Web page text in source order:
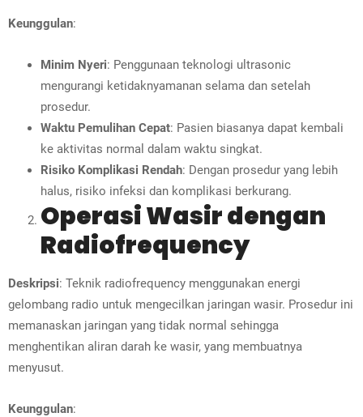
Keunggulan:
Minim Nyeri: Penggunaan teknologi ultrasonic
mengurangi ketidaknyamanan selama dan setelah
prosedur.
Waktu Pemulihan Cepat: Pasien biasanya dapat kembali
ke aktivitas normal dalam waktu singkat.
Risiko Komplikasi Rendah: Dengan prosedur yang lebih
halus, risiko infeksi dan komplikasi berkurang.
Operasi Wasir dengan
Radiofrequency
Deskripsi: Teknik radiofrequency menggunakan energi
gelombang radio untuk mengecilkan jaringan wasir. Prosedur ini
memanaskan jaringan yang tidak normal sehingga
menghentikan aliran darah ke wasir, yang membuatnya
menyusut.
Keunggulan: